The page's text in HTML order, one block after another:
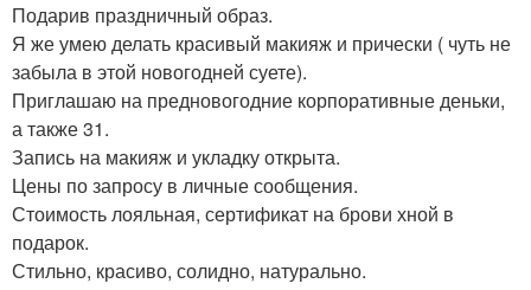
Подарив праздничный образ.
Я же умею делать красивый макияж и прически ( чуть не
забыла в этой новогодней суете).
Приглашаю на предновогодние корпоративные деньки,
а также 31.
Запись на макияж и укладку открыта.
Цены по запросу в личные сообщения.
Стоимость лояльная, сертификат на брови хной в
подарок.
Стильно, красиво, солидно, натурально.